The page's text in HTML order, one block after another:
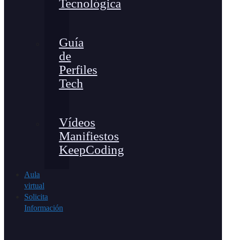
Tecnológica
Guía
de
Perfiles
Tech
Vídeos
Manifiestos
KeepCoding
Aula
virtual
Solicita
Información